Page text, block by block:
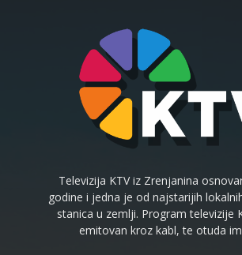
Televizija KTV iz Zrenjanina
godine i jedna je od najstarijih
stanica u zemlji. Program televizije
emitovan kroz kabl, te otuda